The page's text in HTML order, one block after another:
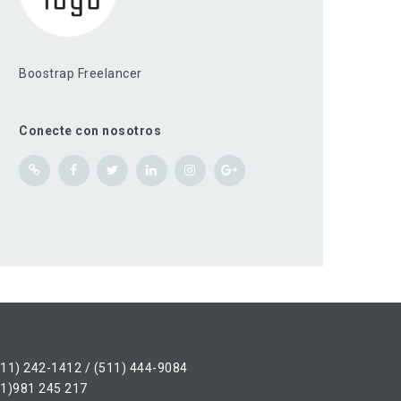
Boostrap Freelancer
Conecte con nosotros
242-1412 / (511) 444-9084
245 217